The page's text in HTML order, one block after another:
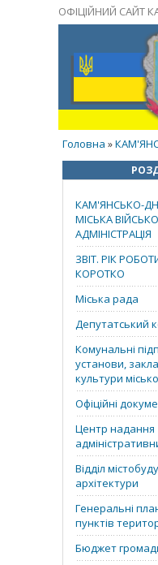
ОФІЦІЙНИЙ САЙТ
Головна »
КАМ'ЯНСЬКО-
МІСЬКА
АДМІНІСТРАЦІЯ
ЗВІТ. РІК
КОРОТКО
Міська рада
Депутатський
Комунальні
установи,
культури
Офіційні
Центр надання
Відділ
архітектури
Генеральні
пунктів
Бюджет